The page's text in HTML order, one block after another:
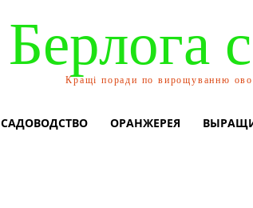
Берлога
Кращі поради по вирощуванню
САДОВОДСТВО ОРАНЖЕРЕЯ